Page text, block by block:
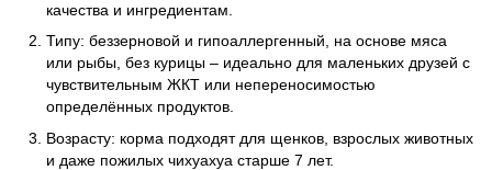
качества и ингредиентам.
Типу: беззерновой и гипоаллергенный, на основе мяса
или рыбы, без курицы – идеально для маленьких друзей с
чувствительным ЖКТ или непереносимостью
определённых продуктов.
Возрасту: корма подходят для щенков, взрослых животных
и даже пожилых чихуахуа старше 7 лет.